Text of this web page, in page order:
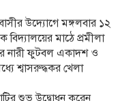
উদ্যোগে মঙ্গলবার ১২
বিদ‍্যালয়ের মাঠে প্রমীলা
নারী ফুটবল একাদশ ও
শ্বাসরুদ্ধকর খেলা
শুভ উদ্বোধন করেন